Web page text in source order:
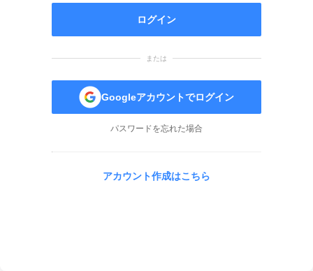
ログイン
または
Googleアカウントでログイン
パスワードを忘れた場合
アカウント作成はこちら